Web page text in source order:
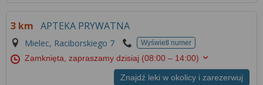
3 km APTEKA PRYWATNA
Mielec, Raciborskiego 7 Wyświetl numer
Zamknięta, zapraszamy dzisiaj (08:00 – 14:00)
Znajdź leki w okolicy i zarezerwuj